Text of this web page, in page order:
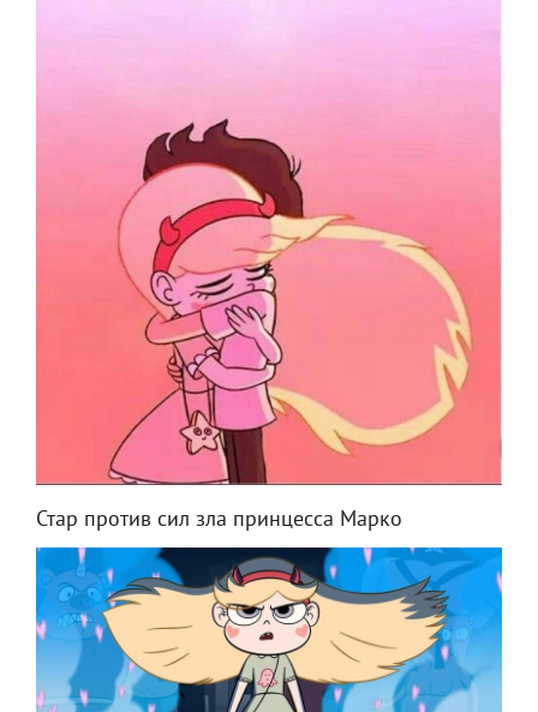
Стар против сил зла принцесса Марко